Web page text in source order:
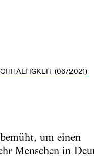
(06/2021)
um einen
Menschen in